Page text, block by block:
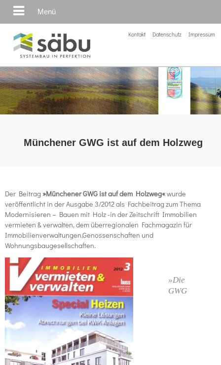
Kontakt Datenschutz Impressum
Münchener GWG ist auf dem Holzweg
Der Beitrag »MünchenerGWG ist auf dem Holzweg«wurde
veröffentlicht in der Ausgabe 3/2012 als Fachbeitrag zum Thema
Modernisieren – Bauen mit Holz -in der Zeitschrift Immobilien
vermieten & verwalten, dem überregionalen Fachmagazin für
Immobilienverwaltungen,Genossenschaften und
Wohnungsbaugesellschaften.
»Die
GWG
Menü